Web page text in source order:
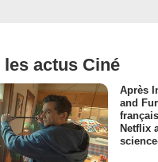
les actus Ciné
Après
and
Netflix